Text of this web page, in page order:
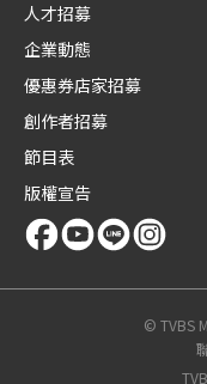
人才招募
企業動態
優惠券店家招募
創作者招募
節目表
版權宣告
© TVBS